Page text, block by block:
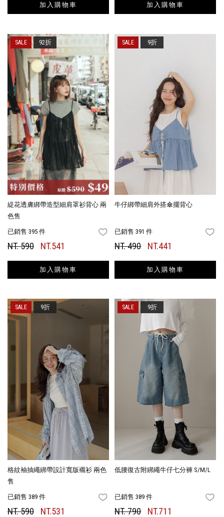
加入購物車 加入購物車
緹花透膚綁帶造型細肩罩衫背心 兩
色售
已銷售 395 件 FAVORITES
NT. 590 NT.541
加入購物車
92折
牛仔綁帶細肩外搭傘擺背心
已銷售 391 件
NT. 490 NT.441
加入購物車
9折
格紋袖抽繩綁帶設計寬版襯衫 兩色
售
已銷售 389 件 FAVORITES
NT. 590 NT.531
9折
低腰復古附綁繩牛仔七分褲 S/M/L
已銷售 389 件
NT. 790 NT.711
9折